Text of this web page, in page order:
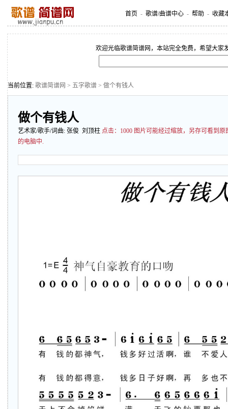
首页 - 歌谱/曲谱中心 - 帮助 - 收藏
欢迎光临歌谱简谱网，本站完全免费，希望大家
当前位置: 歌谱简谱网 > 五字歌谱 > 做个有钱人
做个有钱人
艺术家/歌手/词曲: 张俊 刘顶柱 点击： 1000 图片可能经过缩放，另存可看到
的电脑中.